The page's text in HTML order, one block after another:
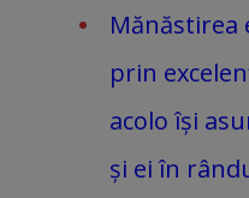
Mănăstirea
prin
acolo își
și ei în